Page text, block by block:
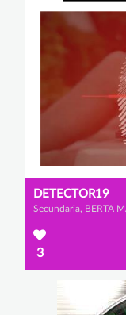
DETECTOR19
3